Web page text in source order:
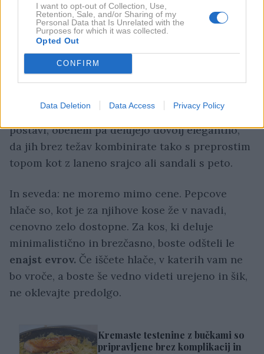
I want to opt-out of Collection, Use,
Retention, Sale, and/or Sharing of my
Personal Data that Is Unrelated with the
Purposes for which it was collected.
Opted Out
CONFIRM
Data Deletion Data Access Privacy Policy
Pepco/posnetek zaslona
Model odlikuje sproščen kroj s širokimi
hlačnicami, ki omogočajo udobno gibanje in
pripomorejo k brezskrbnemu počitniškemu
vrvico v pasu, zato jih lahko prilagodite svoji
postavi, obenem pa delujejo dovolj elegantno,
da jih brez težav kombinirate tako s preprostim
topom kot z laneno srajco ali sandali s peto.
In seveda: ne moremo mimo cene. Pepcove
hlače so, kot je za njihove kose že v navadi,
cenovno zelo dostopne. Za kos, ki deluje
minimalistično in brezčasno, boste odšteli le
enajst evrov. Če iščete hlače, v katerih vam ne
bo vroče, a boste še vedno videti urejeno in šik,
ne oklevajte predolgo.
Kremaste testenine z bučkami so
pripravljene brez komplikacij in